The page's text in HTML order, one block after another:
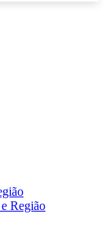
Região